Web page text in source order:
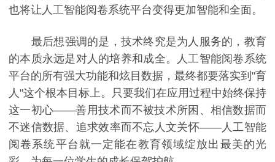
也将让人工智能阅卷系统平台变得更加智能和全面。
最后想强调的是，技术终究是为人服务的，教育
的本质永远是对人的培养和成全。人工智能阅卷系统
平台的所有强大功能和炫目数据，最终都要落实到"育
人"这个根本目标上。只要我们在应用过程中始终保持
这一初心——善用技术而不被技术所困、相信数据而
不迷信数据、追求效率而不忘人文关怀——人工智能
阅卷系统平台就一定能在教育领域绽放出最美的光